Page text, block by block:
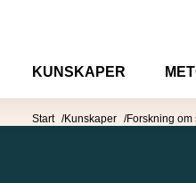
Social Innovation
KUNSKAPER
Start Kunskaper Forskning om